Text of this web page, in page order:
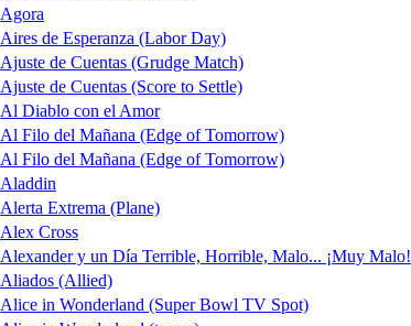
Agora
Aires de Esperanza (Labor Day)
Ajuste de Cuentas (Grudge Match)
Ajuste de Cuentas (Score to Settle)
Al Diablo con el Amor
Al Filo del Mañana (Edge of Tomorrow)
Al Filo del Mañana (Edge of Tomorrow)
Aladdin
Alerta Extrema (Plane)
Alex Cross
Alexander y un Día Terrible, Horrible, Malo... ¡Muy Malo!
Aliados (Allied)
Alice in Wonderland (Super Bowl TV Spot)